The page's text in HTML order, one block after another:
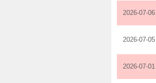
2026-07-06
2026-07-05
2026-07-01